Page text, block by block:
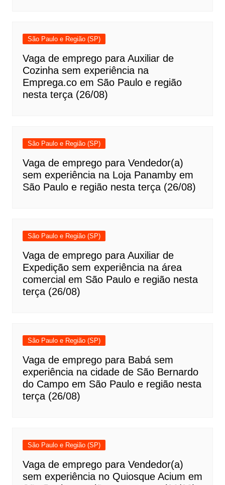
São Paulo e Região (SP)
Vaga de emprego para Auxiliar de
Cozinha sem experiência na
Emprega.co em São Paulo e região
nesta terça (26/08)
São Paulo e Região (SP)
Vaga de emprego para Vendedor(a)
sem experiência na Loja Panamby em
São Paulo e região nesta terça (26/08)
São Paulo e Região (SP)
Vaga de emprego para Auxiliar de
Expedição sem experiência na área
comercial em São Paulo e região nesta
terça (26/08)
São Paulo e Região (SP)
Vaga de emprego para Babá sem
experiência na cidade de São Bernardo
do Campo em São Paulo e região nesta
terça (26/08)
São Paulo e Região (SP)
Vaga de emprego para Vendedor(a)
sem experiência no Quiosque Acium em